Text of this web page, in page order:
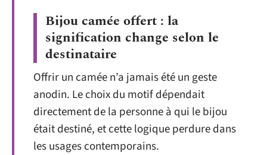
Bijou camée offert : la
signification change selon le
destinataire
Offrir un camée n’a jamais été un geste
anodin. Le choix du motif dépendait
directement de la personne à qui le bijou
était destiné, et cette logique perdure dans
les usages contemporains.